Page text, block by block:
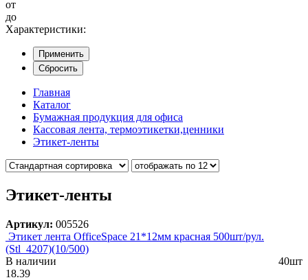
от
до
Характеристики:
Применить
Сбросить
Главная
Каталог
Бумажная продукция для офиса
Кассовая лента, термоэтикетки,ценники
Этикет-ленты
Этикет-ленты
Артикул: 005526
Этикет лента OfficeSpace 21*12мм красная 500шт/рул.
(Stl_4207)(10/500)
В наличии
40шт
18.39